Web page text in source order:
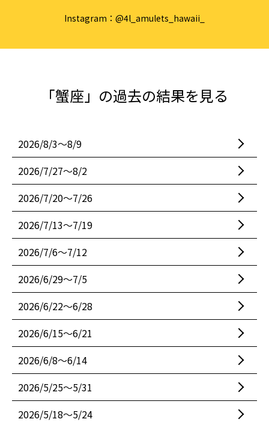
Instagram： @4l_amulets_hawaii_
「蟹座」の過去の結果を見る
2026/8/3〜8/9
2026/7/27〜8/2
2026/7/20〜7/26
2026/7/13〜7/19
2026/7/6〜7/12
2026/6/29〜7/5
2026/6/22〜6/28
2026/6/15〜6/21
2026/6/8〜6/14
2026/5/25〜5/31
2026/5/18〜5/24